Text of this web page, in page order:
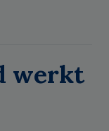
werkt